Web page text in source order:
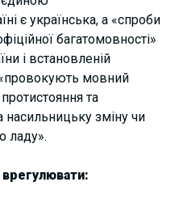
є українська, а «спроби
багатомовності»
і встановленій
«провокують мовний
та
насильницьку зміну чи
ладу».